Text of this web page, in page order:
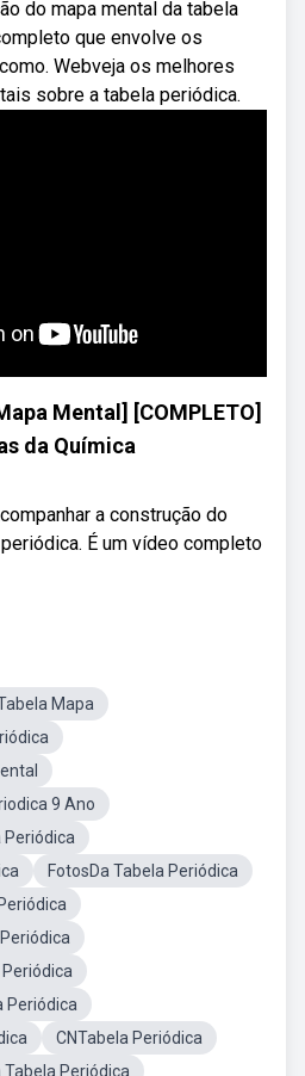
do mapa mental da tabela
que envolve os
Webveja os melhores
sobre a tabela periódica.
Mental] [COMPLETO]
da Química
a construção do
É um vídeo completo
Mapa
9 Ano
Periódica
FotosDa Tabela Periódica
Periódica
CNTabela Periódica
Periódica